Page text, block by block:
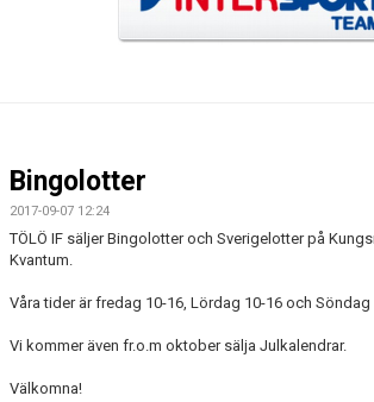
MATCHER
KALENDER
LEDARE
Bingolotter
2017-09-07 12:24
TÖLÖ IF säljer Bingolotter och Sverigelotter på
Kvantum.
Våra tider är fredag 10-16, Lördag 10-16 och Söndag
Vi kommer även fr.o.m oktober sälja Julkalendrar.
Välkomna!